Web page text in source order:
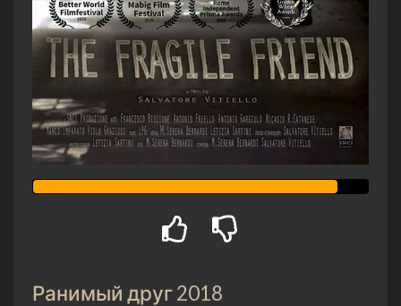
Ранимый друг 2018